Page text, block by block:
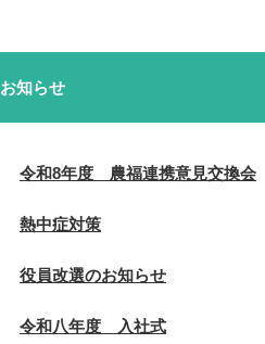
お知らせ
令和8年度 農福連携意見交換会
熱中症対策
役員改選のお知らせ
令和八年度 入社式